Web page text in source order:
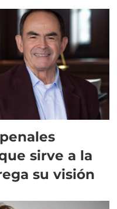
sirve a la
su visión